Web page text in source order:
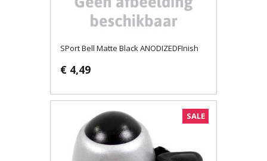
SPort Bell Matte Black ANODIZEDFInish
€ 4,49
SALE